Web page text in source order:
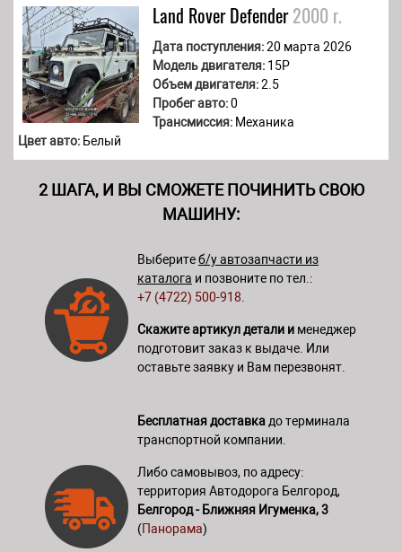
Land Rover Defender2000 г.
Дата поступления:20 марта 2026
Модель двигателя: 15P
Объем двигателя:2.5
Пробег авто:0
Трансмиссия: Механика
Цвет авто: Белый
2 ШАГА, И ВЫ СМОЖЕТЕ ПОЧИНИТЬ СВОЮ
МАШИНУ:
Выберитеб/у автозапчасти из
каталога и позвоните по тел.:
+7 (4722) 500-918
Скажите артикул детали и менеджер
подготовит заказ к выдаче. Или
оставьте заявку и Вам перезвонят.
Бесплатная доставка до терминала
транспортной компании.
Либо самовывоз, по адресу:
территория Автодорога Белгород,
Белгород - Ближняя Игуменка, 3
(Панорама)